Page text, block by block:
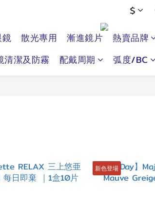
$
散光專用 漸進鏡片 熱賣品牌
清潔及防霧 配戴周期 弧度/BC
新色登場